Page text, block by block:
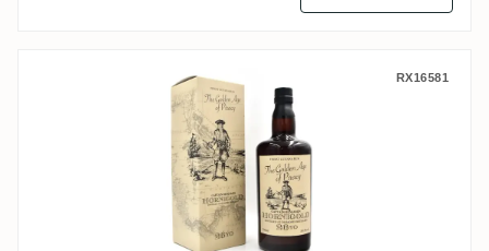
Distilia Diamond The Golden Age ofRX16581